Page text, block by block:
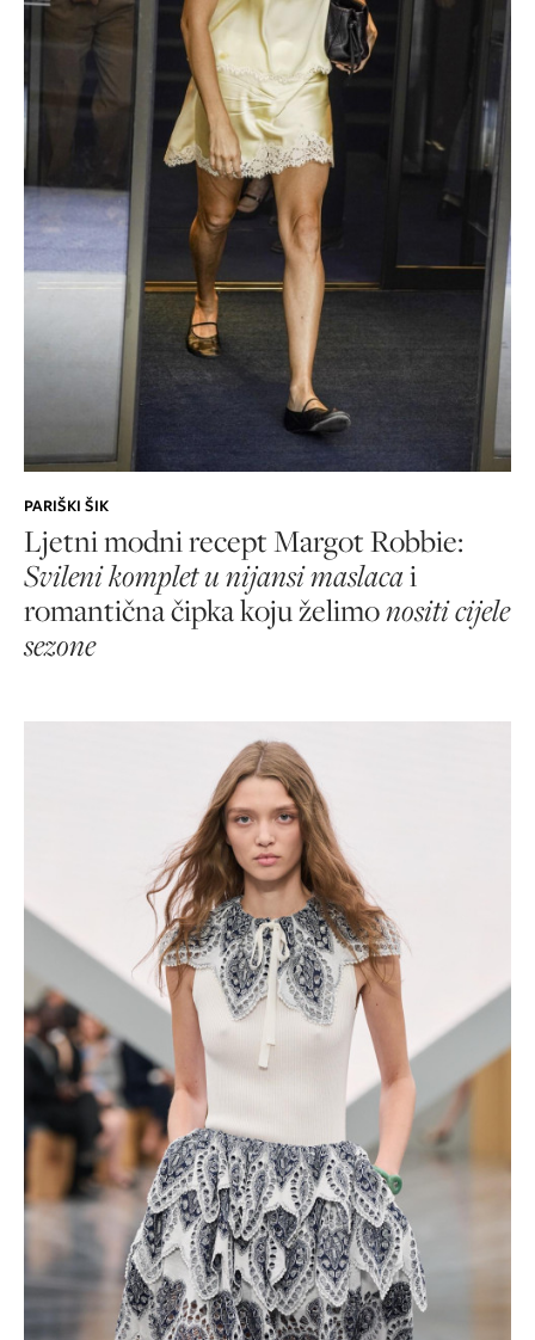
PARIŠKI ŠIK
Ljetni modni receptMargot Robbie:
Svileni komplet u nijansi maslacai
romantična čipka koju želimonositi cijele
sezone